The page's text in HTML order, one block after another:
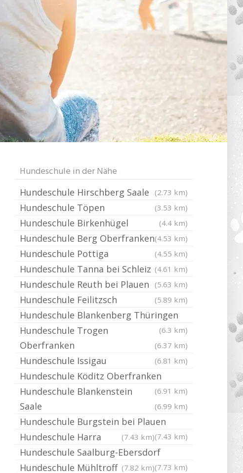
Hundeschule in der Nähe
Hundeschule Hirschberg Saale (2.73 km)
Hundeschule Töpen (3.53 km)
Hundeschule Birkenhügel (4.4 km)
Hundeschule Berg Oberfranken(4.53 km)
Hundeschule Pottiga (4.55 km)
Hundeschule Tanna bei Schleiz (4.61 km)
Hundeschule Reuth bei Plauen (5.63 km)
Hundeschule Feilitzsch (5.89 km)
Hundeschule Blankenberg Thüringen
(6.3 km)
Hundeschule Trogen
Oberfranken
(6.37 km)
Hundeschule Issigau (6.81 km)
Hundeschule Köditz Oberfranken
(6.91 km)
Hundeschule Blankenstein
Saale
(6.99 km)
Hundeschule Burgstein bei Plauen
(7.43 km)
Hundeschule Harra (7.43 km)
Hundeschule Saalburg-Ebersdorf
(7.73 km)
Hundeschule Mühltroff (7.82 km)